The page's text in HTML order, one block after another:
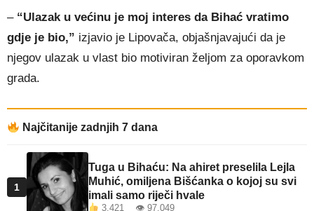
– “Ulazak u većinu je moj interes da Bihać vratimo
gdje je bio,” izjavio je Lipovača, objašnjavajući da je
njegov ulazak u vlast bio motiviran željom za oporavkom
grada.
Najčitanije zadnjih 7 dana
1
Tuga u Bihaću: Na ahiret preselila Lejla
Muhić, omiljena Bišćanka o kojoj su svi
imali samo riječi hvale
3.421 👁 97.049